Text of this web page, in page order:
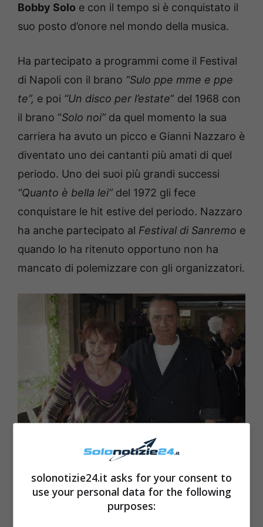
Bobby Solo e con il tempo si è conquistato il
suo posto d’onore nel mondo della musica.
Ha partecipato a programmi come il Festival
di Napoli con il brano “Sulo ppe mme e ppe
te”, e poi “Un disco per l’estate” del 1968 con
il brano “Solo noi” da quel momento la sua
carriera ha avuto un picco e Gianni Nazzaro è
diventato uno dei cantanti più amati di quel
periodo. Uno dei suoi più grandi successi
“Quanto è bella lei” del 1972 gli fece
conquistare le hit estive del periodo. Nazzaro
ha anche partecipato al Festival di Sanremo e
quando lo ha ritenuto opportuno non ha
mancato di polemizzare con gli organizzatori.
Gianni Nazzaro e moglie Solonotizie24
solonotizie24.it asks for your consent to
use your personal data for the following
purposes: